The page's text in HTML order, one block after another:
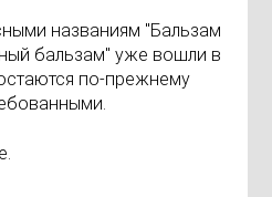
названиям "Бальзам
бальзам" уже вошли в
по-прежнему